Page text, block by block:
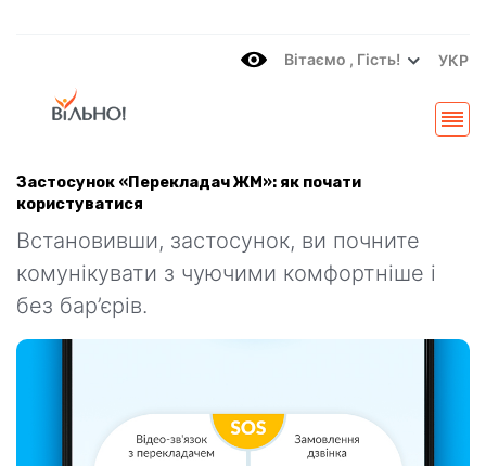
Вітаємo , Гість! УКР
Застосунок «Перекладач ЖМ»: як почати
користуватися
Встановивши, застосунок, ви почните
комунікувати з чуючими комфортніше і
без бар’єрів.